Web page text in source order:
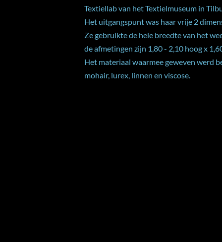
Textiellab van het Textielmuseum in
Het uitgangspunt was haar vrije 2
Ze gebruikte de hele breedte van het
de afmetingen zijn 1,80 - 2,10 hoog x
Het materiaal waarmee geweven werd
mohair, lurex, linnen en viscose.